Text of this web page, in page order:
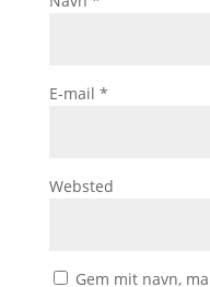
E-mail *
Websted
Gem mit navn,